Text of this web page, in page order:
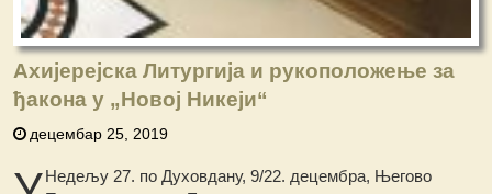
Ахијерејска Литургија и рукоположење за
ђакона у „Новој Никеји“
децембар 25, 2019
Недељу 27. по Духовдану, 9/22. децембра, Његово